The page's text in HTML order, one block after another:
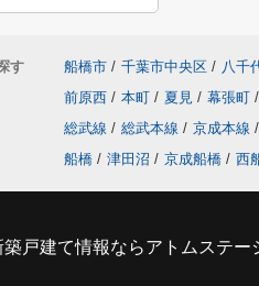
す 船橋市 / 千葉市中央区 / 八千
前原西 / 本町 / 夏見 / 幕張町 /
総武線 / 総武本線 / 京成本線 /
船橋 / 津田沼 / 京成船橋 / 西
戸建て情報ならアトムステー